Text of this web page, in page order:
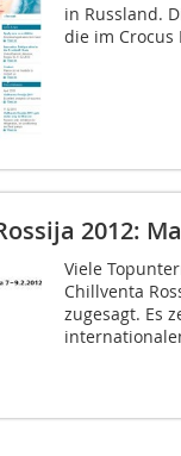
in Russland.
die im Crocus
2012:
Viele
Chillventa
zugesagt. Es